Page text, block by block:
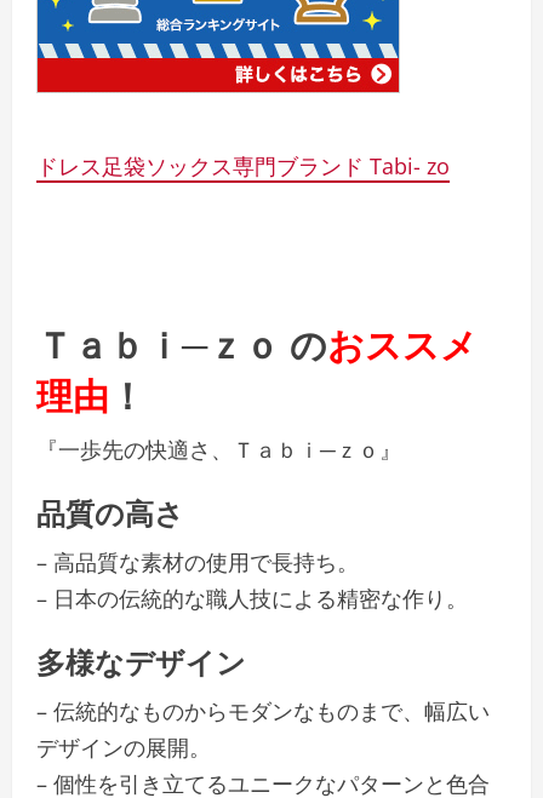
ドレス足袋ソックス専門ブランド Tabi- zo
Ｔａｂｉ─ｚｏ のおススメ
理由 ！
『一歩先の快適さ、Ｔａｂｉ─ｚｏ』
品質の高さ
– 高品質な素材の使用で長持ち。
– 日本の伝統的な職人技による精密な作り。
多様なデザイン
– 伝統的なものからモダンなものまで、幅広い
デザインの展開。
– 個性を引き立てるユニークなパターンと色合